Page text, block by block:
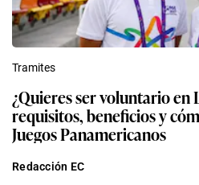
Tramites
¿Quieres ser voluntario en
requisitos, beneficios y
Juegos Panamericanos
Redacción EC